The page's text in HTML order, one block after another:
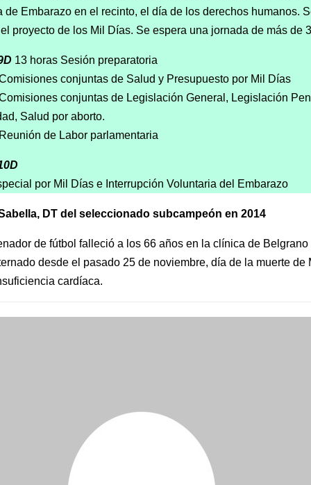
de Embarazo en el recinto, el día de los derechos humanos.
proyecto de los Mil Días. Se espera una jornada de más de
13 horas Sesión preparatoria
conjuntas de Salud y Presupuesto por Mil Días
conjuntas de Legislación General, Legislación
Salud por aborto.
de Labor parlamentaria
por Mil Días e Interrupción Voluntaria del Embarazo
DT del seleccionado subcampeón en 2014
de fútbol falleció a los 66 años en la clínica de Belgrano
desde el pasado 25 de noviembre, día de la muerte de
cardíaca.